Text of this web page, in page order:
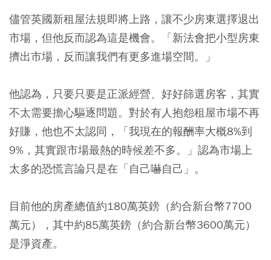
儘管英國新租屋法規即將上路，讓不少房東選擇退出
市場，但他反而認為這是機會。「新法會把小型房東
擠出市場，反而讓我們有更多進場空間。」
他認為，只要只要是正派經營、好好篩選房客，其實
不太需要擔心驅逐問題。對於有人抱怨租屋市場不再
好賺，他也不太認同，「我現在的報酬率大概8%到
9%，其實跟市場最熱的時候差不多。」認為市場上
太多的恐慌言論只是在「自己嚇自己」。
目前他的房產總值約180萬英鎊（約合新台幣7700
萬元），其中約85萬英鎊（約合新台幣3600萬元）
是淨資產。